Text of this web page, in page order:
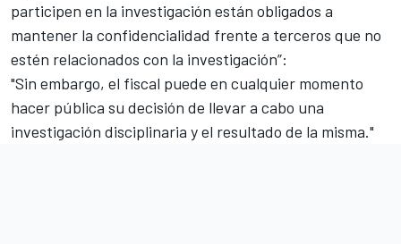
participen en la investigación están obligados a
mantener la confidencialidad frente a terceros que no
estén relacionados con la investigación”:
"Sin embargo, el fiscal puede en cualquier momento
hacer pública su decisión de llevar a cabo una
investigación disciplinaria y el resultado de la misma."